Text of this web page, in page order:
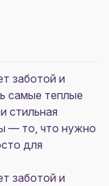
заботой и
самые теплые
стильная
— то, что нужно
для
заботой и